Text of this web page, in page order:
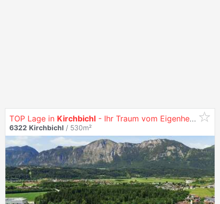
TOP Lage in Kirchbichl - Ihr Traum vom Eigenheim!
6322 Kirchbichl / 530m²